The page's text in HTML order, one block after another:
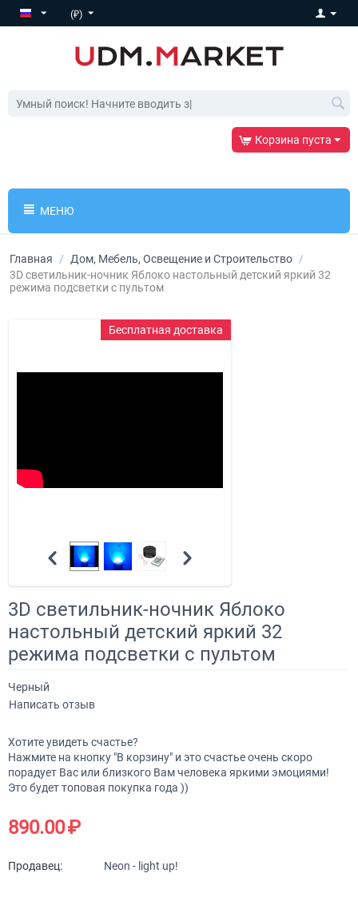
(₽)
Корзина пуста
МЕНЮ
Главная / Дом, Мебель, Освещение и Строительство /
3D светильник-ночник Яблоко настольный детский яркий 32
режима подсветки с пультом
Бесплатная доставка
3D светильник-ночник Яблоко
настольный детский яркий 32
режима подсветки с пультом
Черный
Написать отзыв
Хотите увидеть счастье?
Нажмите на кнопку "В корзину" и это счастье очень скоро
порадует Вас или близкого Вам человека яркими эмоциями!
Это будет топовая покупка года ))
890.00₽
Продавец: Neon - light up!